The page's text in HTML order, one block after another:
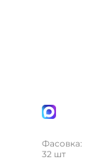
Фасовка:
32 шт